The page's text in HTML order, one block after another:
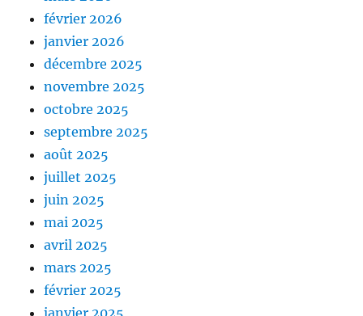
février 2026
janvier 2026
décembre 2025
novembre 2025
octobre 2025
septembre 2025
août 2025
juillet 2025
juin 2025
mai 2025
avril 2025
mars 2025
février 2025
janvier 2025